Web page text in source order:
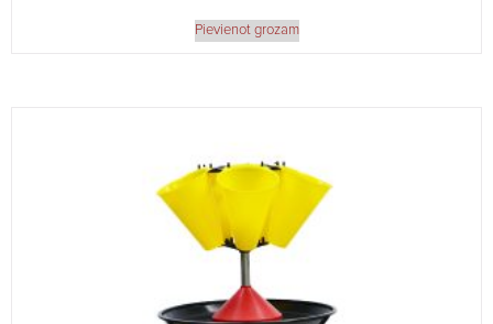
Pievienot grozam